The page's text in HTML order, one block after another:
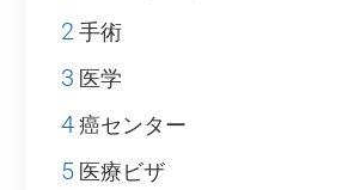
2 手術
3 医学
4癌センター
5 医療ビザ